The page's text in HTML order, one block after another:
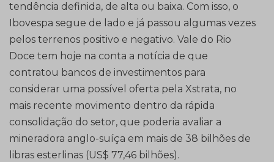
tendência definida, de alta ou baixa. Com isso, o
Ibovespa segue de lado e já passou algumas vezes
pelos terrenos positivo e negativo. Vale do Rio
Doce tem hoje na conta a notícia de que
contratou bancos de investimentos para
considerar uma possível oferta pela Xstrata, no
mais recente movimento dentro da rápida
consolidação do setor, que poderia avaliar a
mineradora anglo-suíça em mais de 38 bilhões de
libras esterlinas (US$ 77,46 bilhões).